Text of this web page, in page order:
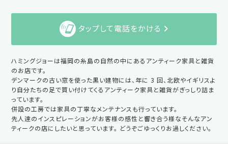
タップして電話をかける
ハミングジョーは福岡の糸島の自然の中にあるアンティーク家具と雑貨
のお店です。
デンマークの古い窓を使った黒い建物には、年に 3 回、北欧やイギリスよ
り自分たちの足で買い付けてくるアンティーク家具と雑貨がぎっしり詰ま
っています。
併設の工房では家具の丁寧なメンテナンスも行っています。
先人達のインスピレーションがお客様の感性と響き合う様なそんなアン
ティークの店にしたいと思っています。 どうぞごゆっくりお過しください。